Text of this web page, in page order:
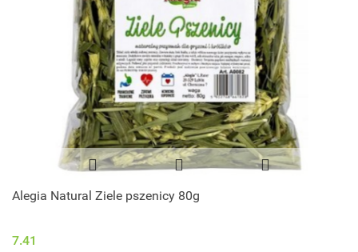
Alegia Natural Ziele pszenicy 80g
7.41